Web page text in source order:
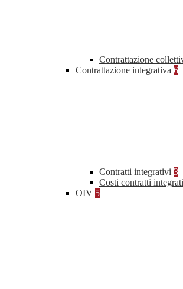
Contrattazione
Contrattazione integrativa 6
Contratti integrativi 3
Costi contratti
OIV 5